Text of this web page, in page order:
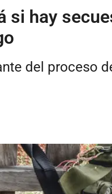
si hay
del proceso